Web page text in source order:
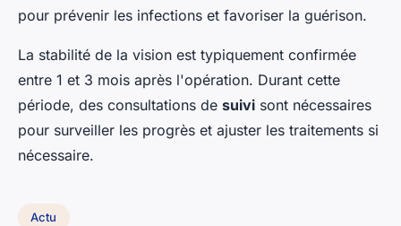
pour prévenir les infections et favoriser la guérison.
La stabilité de la vision est typiquement confirmée
entre 1 et 3 mois après l'opération. Durant cette
période, des consultations de suivi sont nécessaires
pour surveiller les progrès et ajuster les traitements si
nécessaire.
Actu